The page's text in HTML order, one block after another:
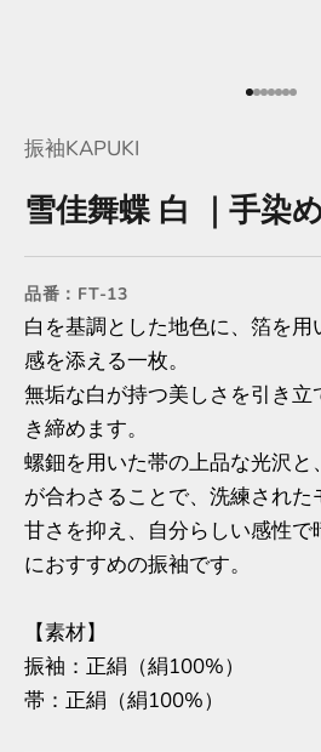
項目に
項目に
項目
項目
項目
項項
振袖KAPUKI
雪佳舞蝶 白 ｜手染
品番：FT-13
白を基調とした地色に、箔を
感を添える一枚。
無垢な白が持つ美しさを引き立
き締めます。
螺鈿を用いた帯の上品な光沢
が合わさることで、洗練された
甘さを抑え、自分らしい感性
におすすめの振袖です。
【素材】
振袖：正絹（絹100%）
帯：正絹（絹100%）